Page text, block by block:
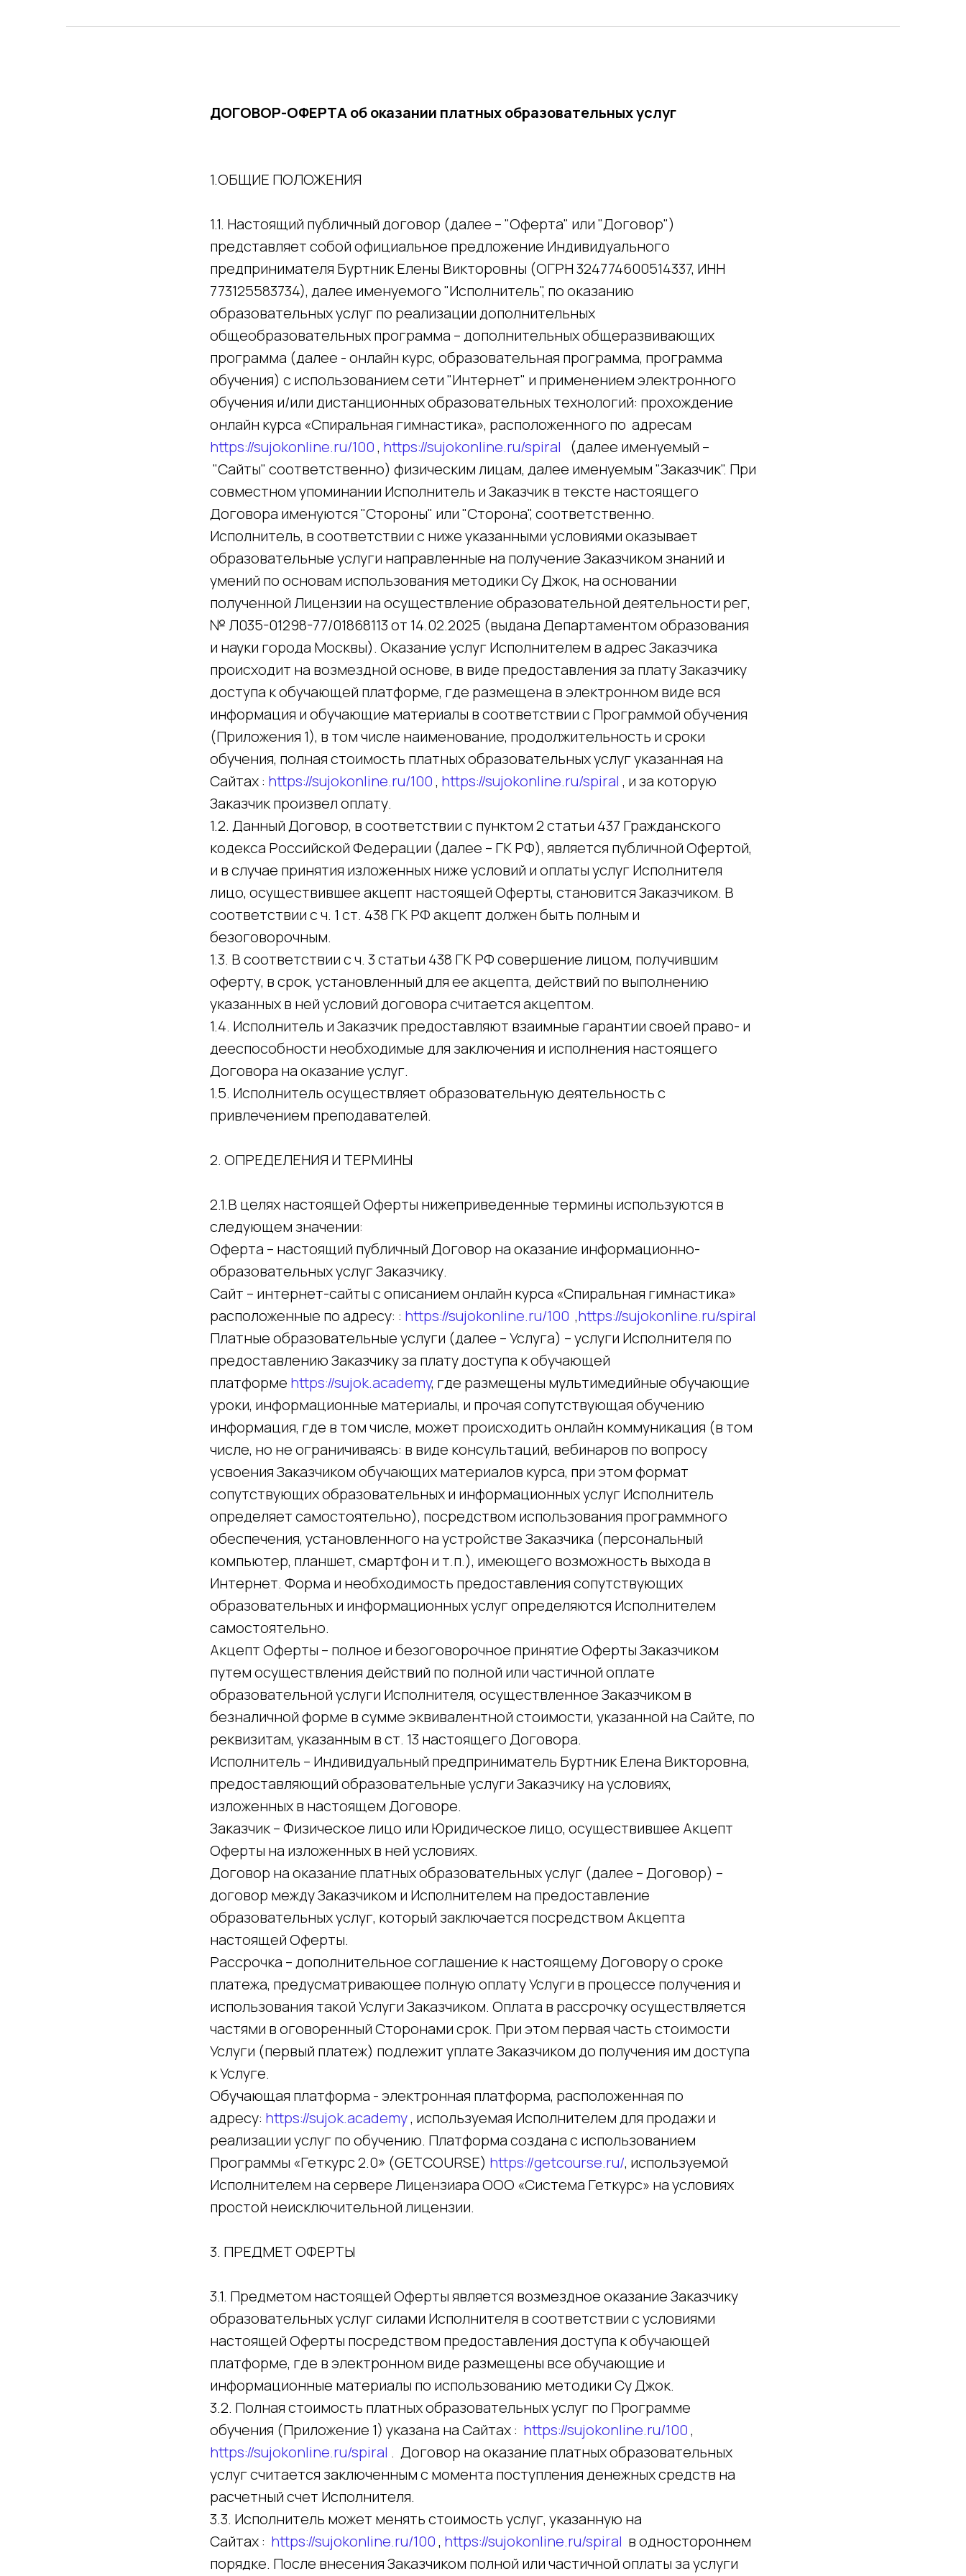
ДОГОВОР-ОФЕРТА об оказании платных образовательных услуг
1.ОБЩИЕ ПОЛОЖЕНИЯ
1.1. Настоящий публичный договор (далее – "Оферта" или "Договор")
представляет собой официальное предложение Индивидуального
предпринимателя Буртник Елены Викторовны (ОГРН 324774600514337, ИНН
773125583734), далее именуемого "Исполнитель", по оказанию
образовательных услуг по реализации дополнительных
общеобразовательных программа – дополнительных общеразвивающих
программа (далее - онлайн курс, образовательная программа, программа
обучения) с использованием сети "Интернет" и применением электронного
обучения и/или дистанционных образовательных технологий: прохождение
онлайн курса «Спиральная гимнастика», расположенного по адресам
https://sujokonline.ru/100, https://sujokonline.ru/spiral (далее именуемый –
"Сайты" соответственно) физическим лицам, далее именуемым "Заказчик". При
совместном упоминании Исполнитель и Заказчик в тексте настоящего
Договора именуются "Стороны" или "Сторона", соответственно.
Исполнитель, в соответствии с ниже указанными условиями оказывает
образовательные услуги направленные на получение Заказчиком знаний и
умений по основам использования методики Су Джок, на основании
полученной Лицензии на осуществление образовательной деятельности рег,
№ Л035-01298-77/01868113 от 14.02.2025 (выдана Департаментом образования
и науки города Москвы). Оказание услуг Исполнителем в адрес Заказчика
происходит на возмездной основе, в виде предоставления за плату Заказчику
доступа к обучающей платформе, где размещена в электронном виде вся
информация и обучающие материалы в соответствии с Программой обучения
(Приложения 1), в том числе наименование, продолжительность и сроки
обучения, полная стоимость платных образовательных услуг указанная на
Сайтах : https://sujokonline.ru/100, https://sujokonline.ru/spiral , и за которую
Заказчик произвел оплату.
1.2. Данный Договор, в соответствии с пунктом 2 статьи 437 Гражданского
кодекса Российской Федерации (далее – ГК РФ), является публичной Офертой,
и в случае принятия изложенных ниже условий и оплаты услуг Исполнителя
лицо, осуществившее акцепт настоящей Оферты, становится Заказчиком. В
соответствии с ч. 1 ст. 438 ГК РФ акцепт должен быть полным и
безоговорочным.
1.3. В соответствии с ч. 3 статьи 438 ГК РФ совершение лицом, получившим
оферту, в срок, установленный для ее акцепта, действий по выполнению
указанных в ней условий договора считается акцептом.
1.4. Исполнитель и Заказчик предоставляют взаимные гарантии своей право- и
дееспособности необходимые для заключения и исполнения настоящего
Договора на оказание услуг.
1.5. Исполнитель осуществляет образовательную деятельность с
привлечением преподавателей.
2. ОПРЕДЕЛЕНИЯ И ТЕРМИНЫ
2.1.В целях настоящей Оферты нижеприведенные термины используются в
следующем значении:
Оферта – настоящий публичный Договор на оказание информационно-
образовательных услуг Заказчику.
Сайт – интернет-сайты с описанием онлайн курса «Спиральная гимнастика»
расположенные по адресу: : https://sujokonline.ru/100 ,https://sujokonline.ru/spiral
Платные образовательные услуги (далее – Услуга) – услуги Исполнителя по
предоставлению Заказчику за плату доступа к обучающей
платформе https://sujok.academy, где размещены мультимедийные обучающие
уроки, информационные материалы, и прочая сопутствующая обучению
информация, где в том числе, может происходить онлайн коммуникация (в том
числе, но не ограничиваясь: в виде консультаций, вебинаров по вопросу
усвоения Заказчиком обучающих материалов курса, при этом формат
сопутствующих образовательных и информационных услуг Исполнитель
определяет самостоятельно), посредством использования программного
обеспечения, установленного на устройстве Заказчика (персональный
компьютер, планшет, смартфон и т.п.), имеющего возможность выхода в
Интернет. Форма и необходимость предоставления сопутствующих
образовательных и информационных услуг определяются Исполнителем
самостоятельно.
Акцепт Оферты – полное и безоговорочное принятие Оферты Заказчиком
путем осуществления действий по полной или частичной оплате
образовательной услуги Исполнителя, осуществленное Заказчиком в
безналичной форме в сумме эквивалентной стоимости, указанной на Сайте, по
реквизитам, указанным в ст. 13 настоящего Договора.
Исполнитель – Индивидуальный предприниматель Буртник Елена Викторовна,
предоставляющий образовательные услуги Заказчику на условиях,
изложенных в настоящем Договоре.
Заказчик – Физическое лицо или Юридическое лицо, осуществившее Акцепт
Оферты на изложенных в ней условиях.
Договор на оказание платных образовательных услуг (далее – Договор) –
договор между Заказчиком и Исполнителем на предоставление
образовательных услуг, который заключается посредством Акцепта
настоящей Оферты.
Рассрочка – дополнительное соглашение к настоящему Договору о сроке
платежа, предусматривающее полную оплату Услуги в процессе получения и
использования такой Услуги Заказчиком. Оплата в рассрочку осуществляется
частями в оговоренный Сторонами срок. При этом первая часть стоимости
Услуги (первый платеж) подлежит уплате Заказчиком до получения им доступа
к Услуге.
Обучающая платформа - электронная платформа, расположенная по
адресу: https://sujok.academy, используемая Исполнителем для продажи и
реализации услуг по обучению. Платформа создана с использованием
Программы «Геткурс 2.0» (GETCOURSE) https://getcourse.ru/, используемой
Исполнителем на сервере Лицензиара ООО «Система Геткурс» на условиях
простой неисключительной лицензии.
3. ПРЕДМЕТ ОФЕРТЫ
3.1. Предметом настоящей Оферты является возмездное оказание Заказчику
образовательных услуг силами Исполнителя в соответствии с условиями
настоящей Оферты посредством предоставления доступа к обучающей
платформе, где в электронном виде размещены все обучающие и
информационные материалы по использованию методики Су Джок.
3.2. Полная стоимость платных образовательных услуг по Программе
обучения (Приложение 1) указана на Сайтах : https://sujokonline.ru/100,
https://sujokonline.ru/spiral . Договор на оказание платных образовательных
услуг считается заключенным с момента поступления денежных средств на
расчетный счет Исполнителя.
3.3. Исполнитель может менять стоимость услуг, указанную на
Сайтах : https://sujokonline.ru/100, https://sujokonline.ru/spiral в одностороннем
порядке. После внесения Заказчиком полной или частичной оплаты за услуги